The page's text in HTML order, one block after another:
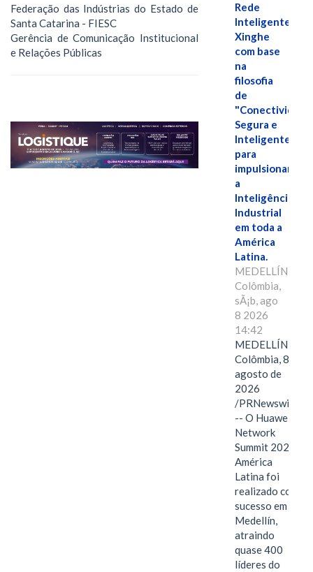
Federação das Indústrias do Estado de
Santa Catarina - FIESC
Gerência de Comunicação Institucional
e Relações Públicas
Rede
Inteligente
Xinghe
com base
na
filosofia
de
"Conectividade
Segura e
Inteligente"
para
impulsionar
a
Inteligência
Industrial
em toda a
América
Latina.
MEDELLÍN,
Colômbia,
sÃ¡b, ago
8 2026
14:42
MEDELLÍN,
Colômbia, 8 de
agosto de
2026
/PRNewswire/
-- O Huawei
Network
Summit 2026
América
Latina foi
realizado com
sucesso em
Medellín,
atraindo
quase 400
líderes do